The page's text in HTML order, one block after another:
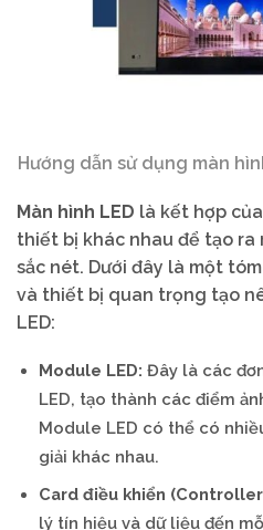
Hướng dẫn sử dụng màn
Màn hình LED là kết hợp
thiết bị khác nhau để tạo ra
sắc nét. Dưới đây là một
và thiết bị quan trọng tạo
LED:
Module LED: Đây là các
LED, tạo thành các điểm
Module LED có thể có
giải khác nhau.
Card điều khiển
lý tín hiệu và dữ liệu đến